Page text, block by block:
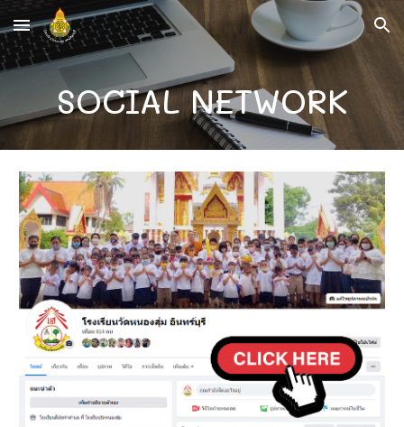
Skip to main content Skip to navigation
SOCIAL NETWORK